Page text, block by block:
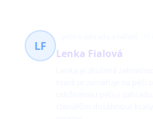
LF
Lenka Fialová